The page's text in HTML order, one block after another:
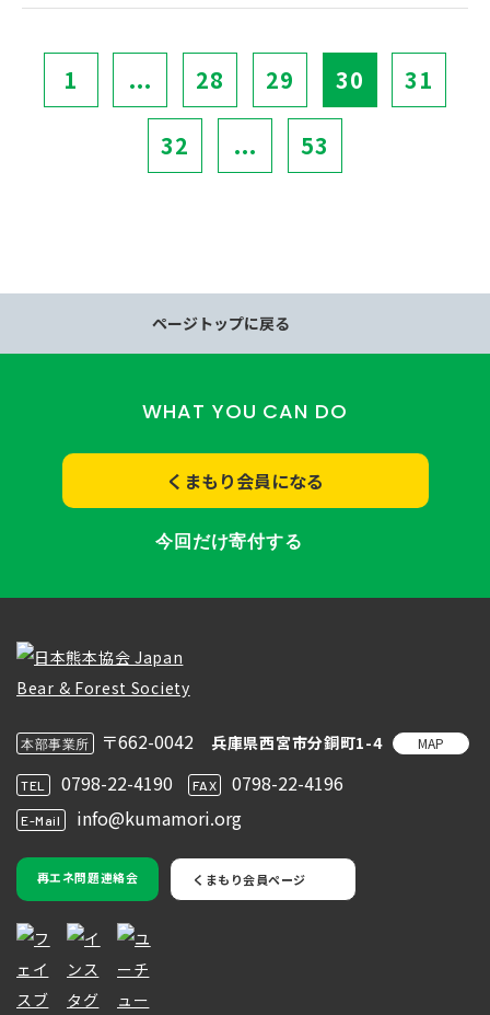
1 ... 28 29 30 31
32 ... 53
ページトップに戻る
WHAT YOU CAN DO
くまもり会員になる
今回だけ寄付する
本部事業所 〒662-0042 兵庫県西宮市分銅町1-4 MAP
TEL 0798-22-4190 FAX 0798-22-4196
E-Mail info@kumamori.org
再エネ問題連絡会 くまもり会員ページ